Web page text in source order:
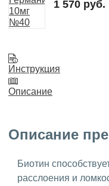
1 570 руб.
Инструкция
Описание
Описание
Биотин
расслоения и